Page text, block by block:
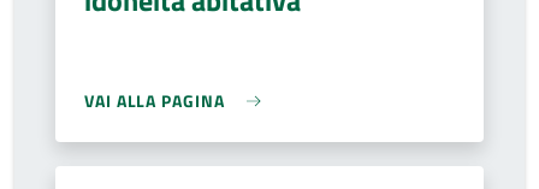
VAI ALLA PAGINA